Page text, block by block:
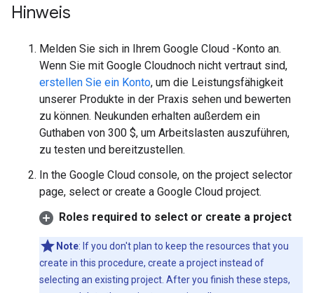
Hinweis
Melden Sie sich in Ihrem Google Cloud -Konto an.
Wenn Sie mit Google Cloudnoch nicht vertraut sind,
erstellen Sie ein Konto, um die Leistungsfähigkeit
unserer Produkte in der Praxis sehen und bewerten
zu können. Neukunden erhalten außerdem ein
Guthaben von 300 $, um Arbeitslasten auszuführen,
zu testen und bereitzustellen.
In the Google Cloud console, on the project selector
page, select or create a Google Cloud project.
Roles required to select or create a project
Note: If you don't plan to keep the resources that you
create in this procedure, create a project instead of
selecting an existing project. After you finish these steps,